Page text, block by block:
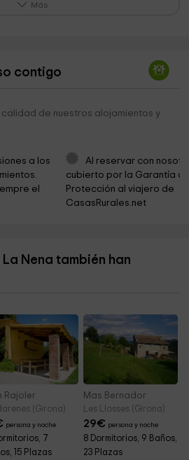
4,0 km
de Fe, Esperanza y
4,1 km
4,4 km
Terri
Más
contigo
calidad de nuestros alojamientos y
a los
el
Al reservar con
cubierto por la Garantía
Protección al viajero de
CasasRurales.net
Nena también han
Rajoler
(Girona)
persona y noche
7
15 Plazas
Mas Bernador
Les Llosses (Girona)
29€ persona y noche
8 Dormitorios, 9 Baños,
23 Plazas